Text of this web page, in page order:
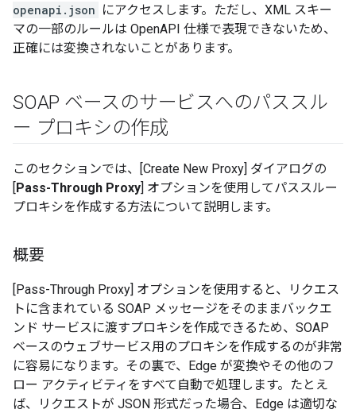
openapi.json にアクセスします。ただし、XML スキー
マの一部のルールは OpenAPI 仕様で表現できないため、
正確には変換されないことがあります。
SOAP ベースのサービスへのパススル
ー プロキシの作成
このセクションでは、[Create New Proxy] ダイアログの
Pass-Through Proxy ] オプションを使用してパススルー
プロキシを作成する方法について説明します。
概要
[Pass-Through Proxy] オプションを使用すると、リクエス
トに含まれている SOAP メッセージをそのままバックエ
ンド サービスに渡すプロキシを作成できるため、SOAP
ベースのウェブサービス用のプロキシを作成するのが非常
に容易になります。その裏で、Edge が変換やその他のフ
ロー アクティビティをすべて自動で処理します。たとえ
ば、リクエストが JSON 形式だった場合、Edge は適切な